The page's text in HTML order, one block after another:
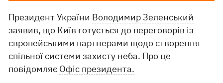
Президент України Володимир Зеленський
заявив, що Київ готується до переговорів із
європейськими партнерами щодо створення
спільної системи захисту неба. Про це
повідомляє Офіс президента.